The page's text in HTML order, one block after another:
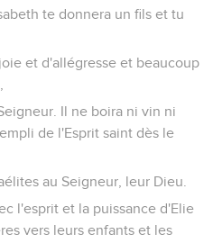
te donnera un fils et tu
et d'allégresse et beaucoup
Il ne boira ni vin ni
de l'Esprit saint dès le
au Seigneur, leur Dieu.
l'esprit et la puissance d'Elie
vers leurs enfants et les